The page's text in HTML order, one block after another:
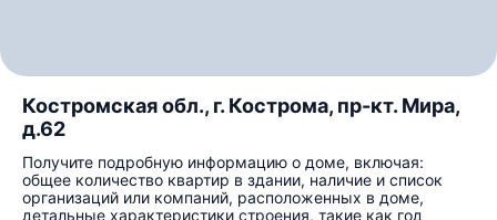
Костромская обл., г. Кострома, пр-кт. Мира,
д.62
Получите подробную информацию о доме, включая:
общее количество квартир в здании, наличие и список
организаций или компаний, расположенных в доме,
детальные характеристики строения, такие как год